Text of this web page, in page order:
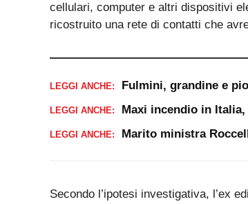
cellulari, computer e altri dispositivi
ricostruito una rete di contatti che
LEGGI ANCHE: Fulmini, grandine e
LEGGI ANCHE: Maxi incendio in
LEGGI ANCHE: Marito ministra
Secondo l’ipotesi investigativa, l’ex